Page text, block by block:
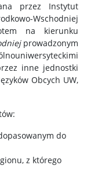
przez Instytut
Wschodniej
na kierunku
prowadzonym
inne jednostki
Obcych UW,
do
z którego